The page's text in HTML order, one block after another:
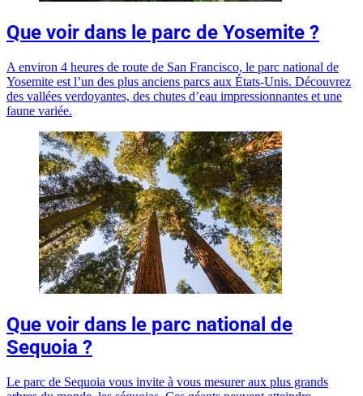
Que voir dans le parc de Yosemite ?
A environ 4 heures de route de San Francisco, le parc national de
Yosemite est l’un des plus anciens parcs aux États-Unis. Découvrez
des vallées verdoyantes, des chutes d’eau impressionnantes et une
faune variée.
Que voir dans le parc national de
Sequoia ?
Le parc de Sequoia vous invite à vous mesurer aux plus grands